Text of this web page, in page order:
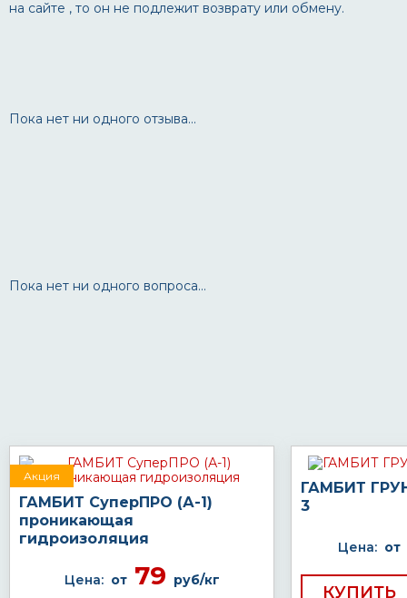
на сайте , то он не подлежит возврату или обмену.
Пока нет ни одного отзыва...
Пока нет ни одного вопроса...
Акция
ГАМБИТ СуперПРО (А-1)
проникающая
гидроизоляция
Цена: от79 руб/кг
ГАМБИТ
3
Цена: от
КУПИТЬ